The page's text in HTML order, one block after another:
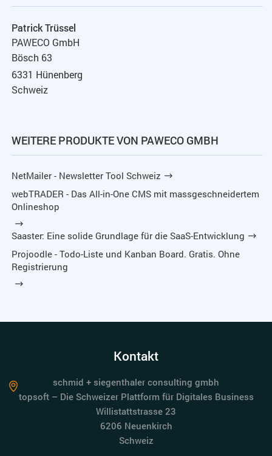
Patrick Trüssel
PAWECO GmbH
Bösch 63
6331 Hünenberg
Schweiz
WEITERE PRODUKTE VON PAWECO GMBH
NetMailer - Newsletter Tool Schweiz
webTRADER - Das All-in-One CMS mit massgeschneidertem
Onlineshop
Saaster: Eine solide Grundlage für die SaaS-Entwicklung
Projoodle - Todo-Liste und Kanban Board. Gratis. Ohne
Registrierung
Kontakt
schmid + siegenthaler consulting gmbh
topsoft – Die Schweizer Plattform für Digitales Business
Willistattstrasse 23
6206 Neuenkirch
Schweiz